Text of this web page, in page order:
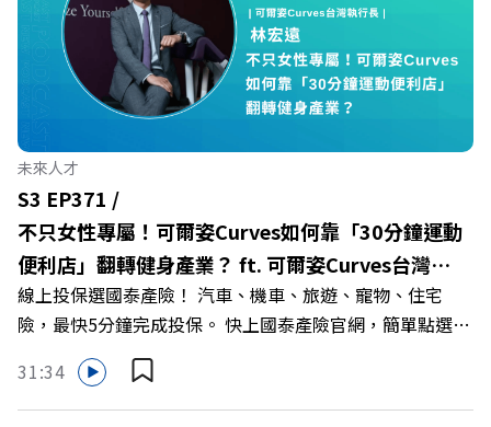
你解析樹德科大如何打造出兼顧學校永續發展與地方創生的
技職教育新典範！ 🔺如何從「傳統私校」轉型為「產學無
縫接軌者」？ 🔺AI如何深度賦能設計與人文學科學群？ 🔺
首創「菲律賓半導體專班」！驚豔科技界的國際精準育才
🔺一舉拿下4大USR專案！深耕地方的溫暖社會責任平台 主
持人／遠見雜誌副社長兼遠見智庫總編輯 李建興 與談人／
樹德科技大學校長 王昭雄 +++++ 🎂歡慶遠見40歲生日！手
速搶下破天荒的獨家優惠
>>>https://gvmkt.pse.is/9e5pbz ✨關注《遠見》更多的社
群： LINE：https://reurl.cc/A4ELQp IG：
https://bit.ly/3AjBWNV YT：https://bit.ly/38jNi9k
Powered by Firstory Hosting
未來人才
S3 EP371 /
不只女性專屬！可爾姿Curves如何靠「30分鐘運動
便利店」翻轉健身產業？ ft. 可爾姿Curves台灣執
行長林宏遠
線上投保選國泰產險！ 汽車、機車、旅遊、寵物、住宅
險，最快5分鐘完成投保。 快上國泰產險官網，簡單點選，
保障立即到位！ https://fstry.pse.is/9eddvv —— 以上為
Firstory Podcast 廣告 —— 在健康意識抬頭、健身產業百
家爭鳴的激烈浪潮下，傳統的健身房該如何轉型突圍？ 本
31:34